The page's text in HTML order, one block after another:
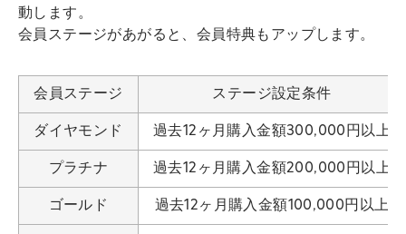
動します。
会員ステージがあがると、会員特典もアップします。
会員ステージ ステージ設定条件
ダイヤモンド 過去12ヶ月購入金額300,000円以上
プラチナ 過去12ヶ月購入金額200,000円以上
ゴールド 過去12ヶ月購入金額100,000円以上